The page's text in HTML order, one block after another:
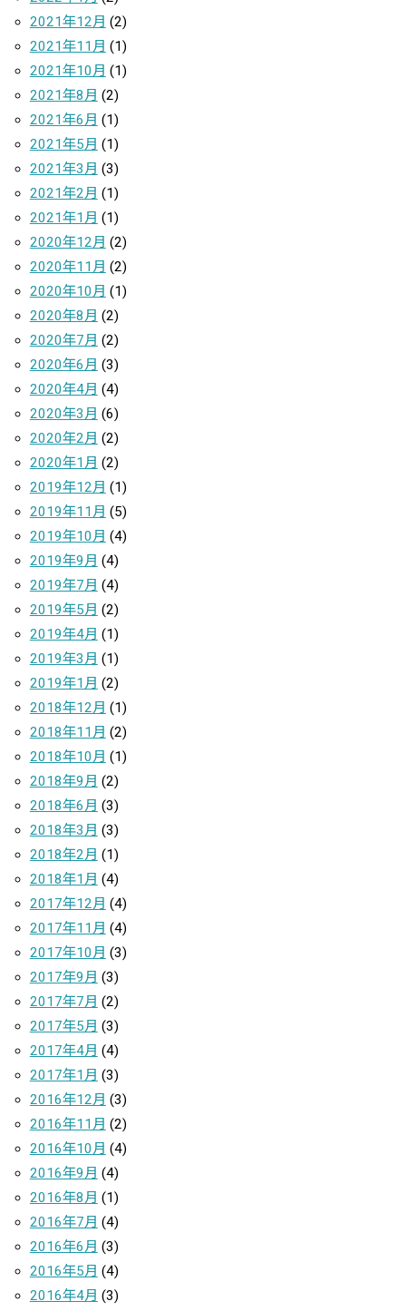
2021年12月 (2)
2021年11月 (1)
2021年10月 (1)
2021年8月 (2)
2021年6月 (1)
2021年5月 (1)
2021年3月 (3)
2021年2月 (1)
2021年1月 (1)
2020年12月 (2)
2020年11月 (2)
2020年10月 (1)
2020年8月 (2)
2020年7月 (2)
2020年6月 (3)
2020年4月 (4)
2020年3月 (6)
2020年2月 (2)
2020年1月 (2)
2019年12月 (1)
2019年11月 (5)
2019年10月 (4)
2019年9月 (4)
2019年7月 (4)
2019年5月 (2)
2019年4月 (1)
2019年3月 (1)
2019年1月 (2)
2018年12月 (1)
2018年11月 (2)
2018年10月 (1)
2018年9月 (2)
2018年6月 (3)
2018年3月 (3)
2018年2月 (1)
2018年1月 (4)
2017年12月 (4)
2017年11月 (4)
2017年10月 (3)
2017年9月 (3)
2017年7月 (2)
2017年5月 (3)
2017年4月 (4)
2017年1月 (3)
2016年12月 (3)
2016年11月 (2)
2016年10月 (4)
2016年9月 (4)
2016年8月 (1)
2016年7月 (4)
2016年6月 (3)
2016年5月 (4)
2016年4月 (3)